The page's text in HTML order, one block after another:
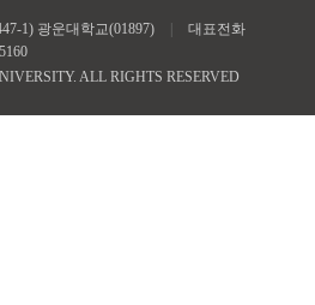
1) 광운대학교(01897)
대표전화
ALL RIGHTS RESERVED